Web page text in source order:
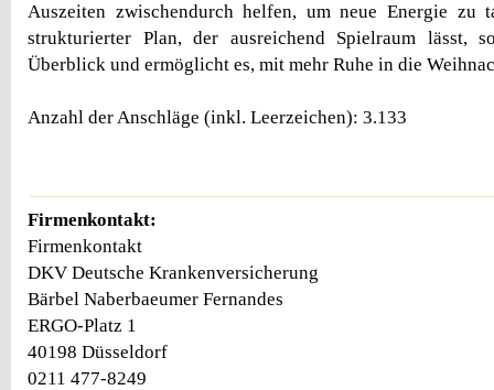
Auszeiten zwischendurch helfen, um neue Energie zu
strukturierter Plan, der ausreichend Spielraum lässt,
Überblick und ermöglicht es, mit mehr Ruhe in die
Anzahl der Anschläge (inkl. Leerzeichen): 3.133
Firmenkontakt:
Firmenkontakt
DKV Deutsche Krankenversicherung
Bärbel Naberbaeumer Fernandes
ERGO-Platz 1
40198 Düsseldorf
0211 477-8249